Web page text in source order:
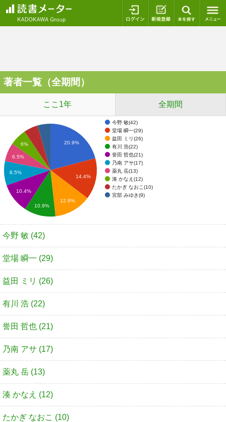
ログイン 新規登録
著者一覧（全期間）
ここ1年 全期間
今野 敏(42)
堂場 瞬一(29)
益田 ミリ(26)
有川 浩(22)
誉田 哲也(21)
乃南 アサ(17)
薬丸 岳(13)
湊 かなえ(12)
たかぎ なおこ(10)
宮部 みゆき(9)
20.9%
14.4%
12.9%
6%
6.5%
8.5%
10.4%
10.9%
今野 敏 (42)
堂場 瞬一 (29)
益田 ミリ (26)
有川 浩 (22)
誉田 哲也 (21)
乃南 アサ (17)
薬丸 岳 (13)
湊 かなえ (12)
たかぎ なおこ (10)